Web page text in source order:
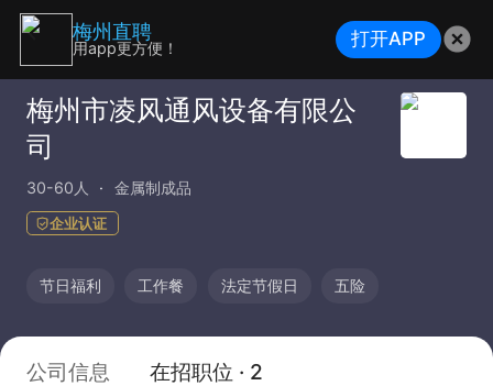
梅州市凌风通风设备有限公
司
30-60人 金属制成品
企业认证
节日福利 工作餐 法定节假日 五险
公司信息 在招职位 · 2
梅州直聘
用app更方便！ 打开APP